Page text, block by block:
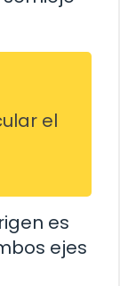
el
es
ejes